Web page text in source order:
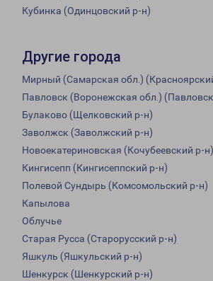
Кубинка (Одинцовский р-н)
Другие города
Мирный (Самарская обл.)
Павловск (Воронежская обл.)
Булаково (Щелковский р-н)
Заволжск (Заволжский р-н)
Новоекатериновская (Кочубеевский р-н)
Кингисепп (Кингисеппский р-н)
Полевой Сундырь (Комсомольский р-н)
Капылова
Облучье
Старая Русса (Старорусский р-н)
Яшкуль (Яшкульский р-н)
Шенкурск (Шенкурский р-н)